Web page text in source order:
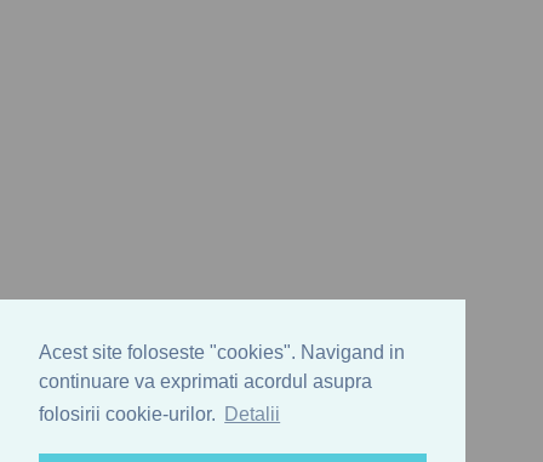
Acest site foloseste "cookies". Navigand in
continuare va exprimati acordul asupra
folosirii cookie-urilor.
Detalii